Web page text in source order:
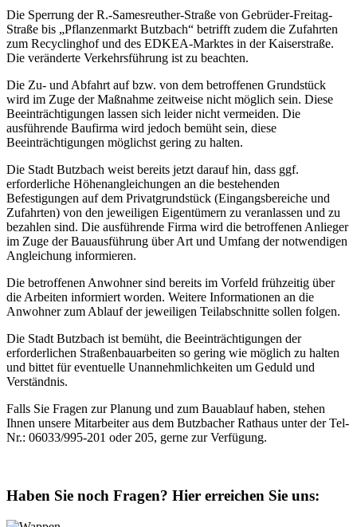
Die Sperrung der R.-Samesreuther-Straße von Gebrüder-Freitag-
Straße bis „Pflanzenmarkt Butzbach“ betrifft zudem die Zufahrten
zum Recyclinghof und des EDKEA-Marktes in der Kaiserstraße.
Die veränderte Verkehrsführung ist zu beachten.
Die Zu- und Abfahrt auf bzw. von dem betroffenen Grundstück
wird im Zuge der Maßnahme zeitweise nicht möglich sein. Diese
Beeinträchtigungen lassen sich leider nicht vermeiden. Die
ausführende Baufirma wird jedoch bemüht sein, diese
Beeinträchtigungen möglichst gering zu halten.
Die Stadt Butzbach weist bereits jetzt darauf hin, dass ggf.
erforderliche Höhenangleichungen an die bestehenden
Befestigungen auf dem Privatgrundstück (Eingangsbereiche und
Zufahrten) von den jeweiligen Eigentümern zu veranlassen und zu
bezahlen sind. Die ausführende Firma wird die betroffenen Anlieger
im Zuge der Bauausführung über Art und Umfang der notwendigen
Angleichung informieren.
Die betroffenen Anwohner sind bereits im Vorfeld frühzeitig über
die Arbeiten informiert worden. Weitere Informationen an die
Anwohner zum Ablauf der jeweiligen Teilabschnitte sollen folgen.
Die Stadt Butzbach ist bemüht, die Beeinträchtigungen der
erforderlichen Straßenbauarbeiten so gering wie möglich zu halten
und bittet für eventuelle Unannehmlichkeiten um Geduld und
Verständnis.
Falls Sie Fragen zur Planung und zum Bauablauf haben, stehen
Ihnen unsere Mitarbeiter aus dem Butzbacher Rathaus unter der Tel-
Nr.: 06033/995-201 oder 205, gerne zur Verfügung.
Haben Sie noch Fragen? Hier erreichen Sie uns: